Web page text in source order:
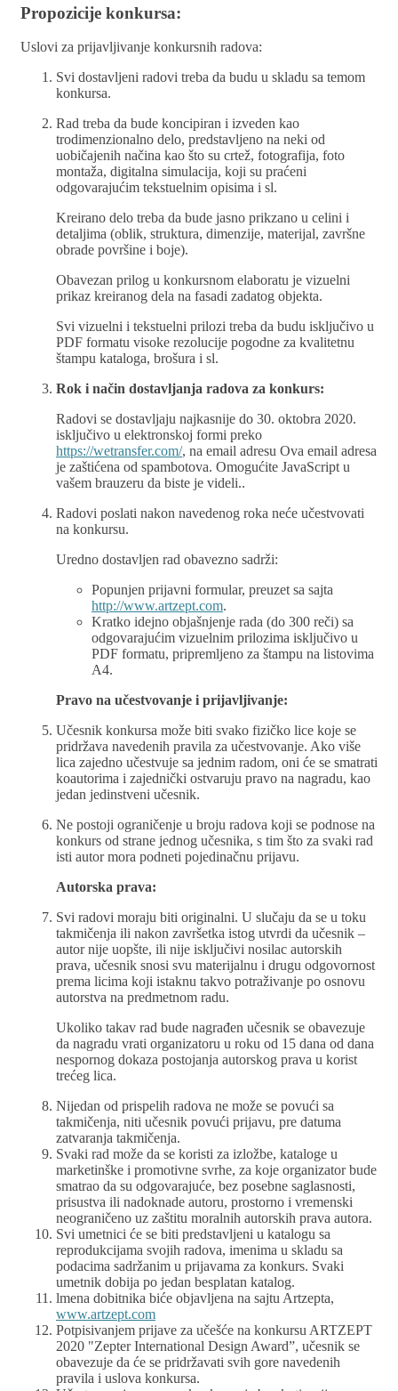
Propozicije konkursa:
Uslovi za prijavljivanje konkursnih radova:
Svi dostavljeni radovi treba da budu u skladu sa temom
konkursa.
Rad treba da bude koncipiran i izveden kao
trodimenzionalno delo, predstavljeno na neki od
uobičajenih načina kao što su crtež, fotografija, foto
montaža, digitalna simulacija, koji su praćeni
odgovarajućim tekstuelnim opisima i sl.
Kreirano delo treba da bude jasno prikzano u celini i
detaljima (oblik, struktura, dimenzije, materijal, završne
obrade površine i boje).
Obavezan prilog u konkursnom elaboratu je vizuelni
prikaz kreiranog dela na fasadi zadatog objekta.
Svi vizuelni i tekstuelni prilozi treba da budu isključivo u
PDF formatu visoke rezolucije pogodne za kvalitetnu
štampu kataloga, brošura i sl.
Rok i način dostavljanja radova za konkurs:
Radovi se dostavljaju najkasnije do 30. oktobra 2020.
isključivo u elektronskoj formi preko
https://wetransfer.com/, na email adresu Ova email adresa
je zaštićena od spambotova. Omogućite JavaScript u
vašem brauzeru da biste je videli..
Radovi poslati nakon navedenog roka neće učestvovati
na konkursu.
Uredno dostavljen rad obavezno sadrži:
Popunjen prijavni formular, preuzet sa sajta
http://www.artzept.com.
Kratko idejno objašnjenje rada (do 300 reči) sa
odgovarajućim vizuelnim prilozima isključivo u
PDF formatu, pripremljeno za štampu na listovima
A4.
Pravo na učestvovanje i prijavljivanje:
Učesnik konkursa može biti svako fizičko lice koje se
pridržava navedenih pravila za učestvovanje. Ako više
lica zajedno učestvuje sa jednim radom, oni će se smatrati
koautorima i zajednički ostvaruju pravo na nagradu, kao
jedan jedinstveni učesnik.
Ne postoji ograničenje u broju radova koji se podnose na
konkurs od strane jednog učesnika, s tim što za svaki rad
isti autor mora podneti pojedinačnu prijavu.
Autorska prava:
Svi radovi moraju biti originalni. U slučaju da se u toku
takmičenja ili nakon završetka istog utvrdi da učesnik –
autor nije uopšte, ili nije isključivi nosilac autorskih
prava, učesnik snosi svu materijalnu i drugu odgovornost
prema licima koji istaknu takvo potraživanje po osnovu
autorstva na predmetnom radu.
Ukoliko takav rad bude nagrađen učesnik se obavezuje
da nagradu vrati organizatoru u roku od 15 dana od dana
nespornog dokaza postojanja autorskog prava u korist
trećeg lica.
Nijedan od prispelih radova ne može se povući sa
takmičenja, niti učesnik povući prijavu, pre datuma
zatvaranja takmičenja.
Svaki rad može da se koristi za izložbe, kataloge u
marketinške i promotivne svrhe, za koje organizator bude
smatrao da su odgovarajuće, bez posebne saglasnosti,
prisustva ili nadoknade autoru, prostorno i vremenski
neograničeno uz zaštitu moralnih autorskih prava autora.
Svi umetnici će se biti predstavljeni u katalogu sa
reprodukcijama svojih radova, imenima u skladu sa
podacima sadržanim u prijavama za konkurs. Svaki
umetnik dobija po jedan besplatan katalog.
lmena dobitnika biće objavljena na sajtu Artzepta,
www.artzept.com
Potpisivanjem prijave za učešće na konkursu ARTZEPT
2020 "Zepter International Design Award”, učesnik se
obavezuje da će se pridržavati svih gore navedenih
pravila i uslova konkursa.